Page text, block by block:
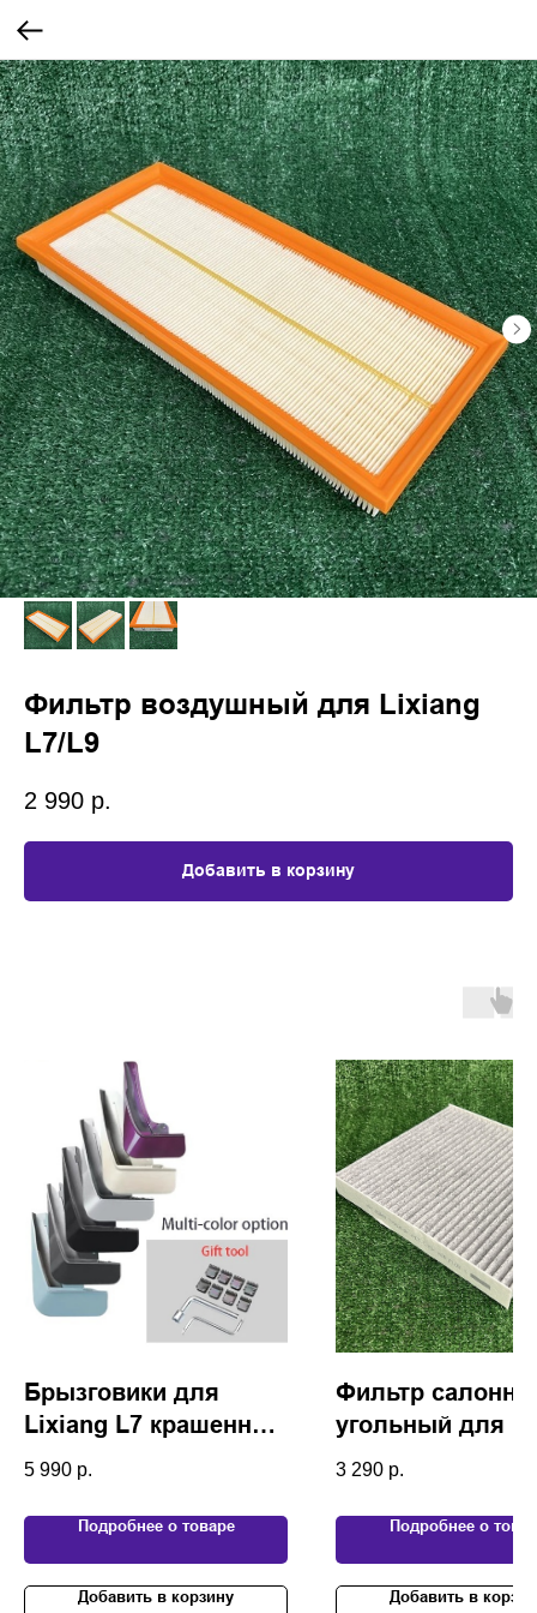
Фильтр воздушный для Lixiang
L7/L9
2 990 р.
Добавить в корзину
Брызговики для
Lixiang L7 крашенные
в цвет
5 990 р.
Подробнее о товаре
Добавить в корзину
Фильтр
угольный для
L7/L9 Valeo
3 290 р.
Подробнее о
Добавить в